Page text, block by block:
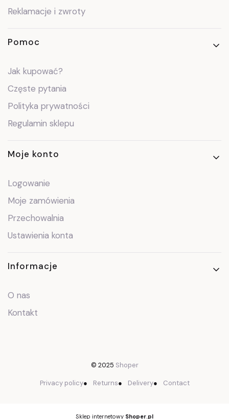
Reklamacje i zwroty
Pomoc
Jak kupować?
Częste pytania
Polityka prywatności
Regulamin sklepu
Moje konto
Logowanie
Moje zamówienia
Przechowalnia
Ustawienia konta
Informacje
O nas
Kontakt
© 2025 Shoper
Privacy policy● Returns● Delivery● Contact
Sklep internetowy Shoper.pl